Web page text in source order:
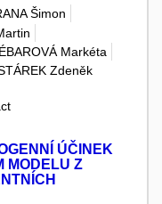
Šimon
Markéta
Zdeněk
ÚČINEK
MODELU Z